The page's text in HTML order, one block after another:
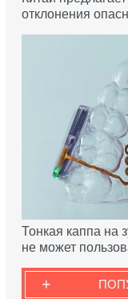
отклонения
Тонкая каппа на
не может
+